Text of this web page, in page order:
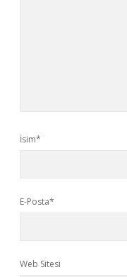
İsim*
E-Posta*
Web Sitesi